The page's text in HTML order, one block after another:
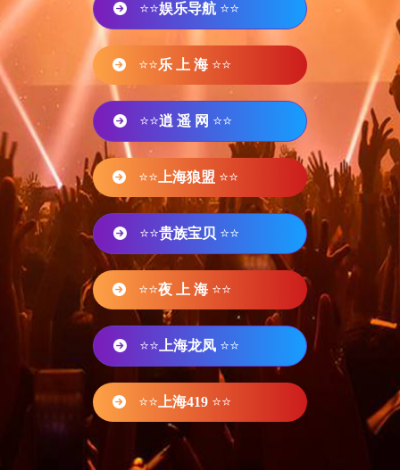
⭐⭐娱乐导航 ⭐⭐
⭐⭐乐 上 海 ⭐⭐
⭐⭐逍 遥 网 ⭐⭐
⭐⭐ 上海狼盟 ⭐⭐
⭐⭐贵族宝贝 ⭐⭐
⭐⭐夜 上 海 ⭐⭐
⭐⭐ 上海龙凤 ⭐⭐
⭐⭐ 上海419 ⭐⭐